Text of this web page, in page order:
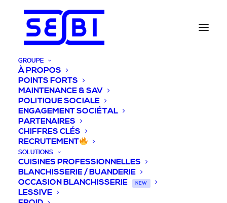
GROUPE
À PROPOS
POINTS FORTS
MAINTENANCE & SAV
POLITIQUE SOCIALE
ENGAGEMENT SOCIÉTAL
PARTENAIRES
CHIFFRES CLÉS
RECRUTEMENT
SOLUTIONS
CUISINES PROFESSIONNELLES
BLANCHISSERIE / BUANDERIE
OCCASION BLANCHISSERIE
NEW
LESSIVE